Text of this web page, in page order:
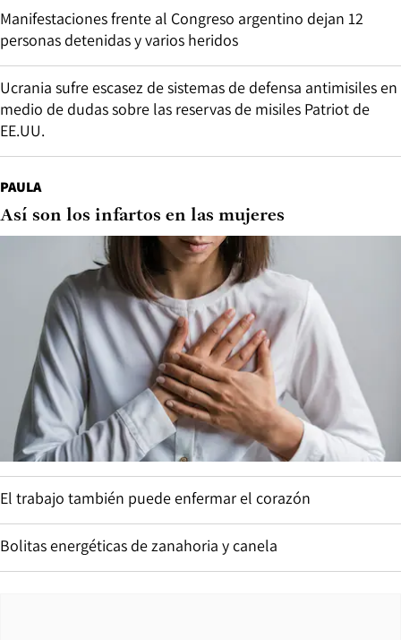
Manifestaciones frente al Congreso argentino dejan 12
personas detenidas y varios heridos
Ucrania sufre escasez de sistemas de defensa antimisiles en
medio de dudas sobre las reservas de misiles Patriot de
EE.UU.
PAULA
Así son los infartos en las mujeres
El trabajo también puede enfermar el corazón
Bolitas energéticas de zanahoria y canela